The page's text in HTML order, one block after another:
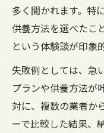
多く聞かれます。特
供養方法を選べたこ
という体験談が印象
失敗例としては、急
プランや供養方法が
対に、複数の業者か
ーで比較した結果、